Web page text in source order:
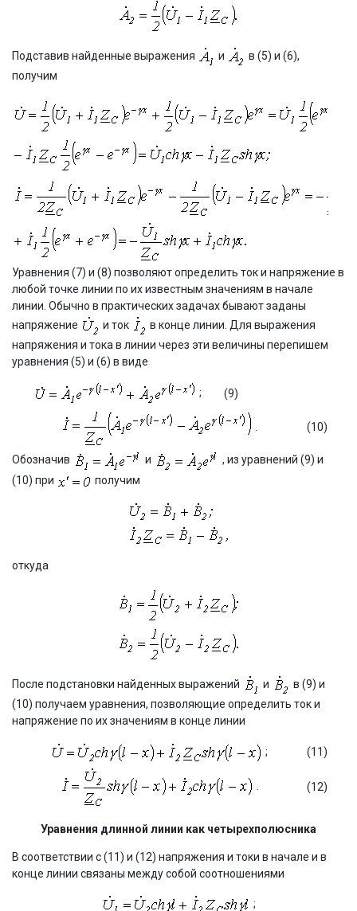
Подставив найденные выражения и
в (5) и (6),
получим
Уравнения (7) и (8) позволяют определить ток и напряжение в
любой точке линии по их известным значениям в начале
линии. Обычно в практических задачах бывают заданы
напряжение
и ток
в конце линии. Для выражения
напряжения и тока в линии через эти величины перепишем
уравнения (5) и (6) в виде
; (9)
(10)
Обозначив и
, из уравнений (9) и
(10) при
получим
откуда
После подстановки найденных выражений и
в (9) и
(10) получаем уравнения, позволяющие определить ток и
напряжение по их значениям в конце линии
; (11)
. (12)
Уравнения длинной линии как четырехполюсника
В соответствии с (11) и (12) напряжения и токи в начале и в
конце линии связаны между собой соотношениями
;